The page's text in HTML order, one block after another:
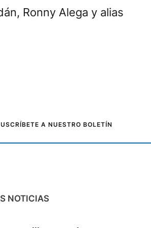
Ronny Alega y alias
A NUESTRO BOLETÍN
NOTICIAS